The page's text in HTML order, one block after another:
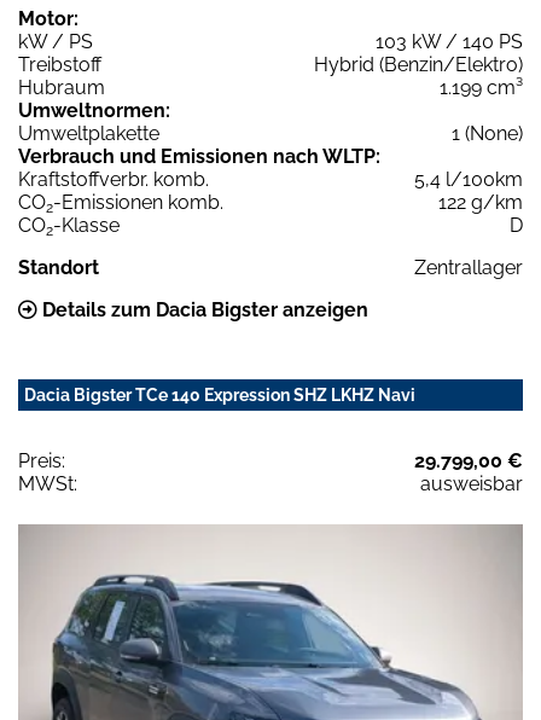
Motor:
kW / PS
103 kW / 140 PS
Treibstoff
Hybrid (Benzin/Elektro)
Hubraum
1.199 cm³
Umweltnormen:
Umweltplakette
1 (None)
Verbrauch und Emissionen nach WLTP:
Kraftstoffverbr. komb.
5,4 l/100km
CO2-Emissionen komb.
122 g/km
CO2-Klasse
D
Standort
Zentrallager
Details zum Dacia Bigster anzeigen
Dacia Bigster TCe 140 Expression SHZ LKHZ Navi
Preis:
29.799,00 €
MWSt:
ausweisbar